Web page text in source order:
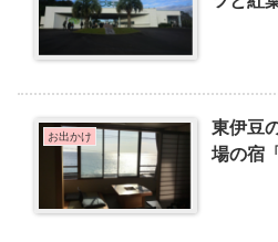
お出かけ
東伊豆
場の宿